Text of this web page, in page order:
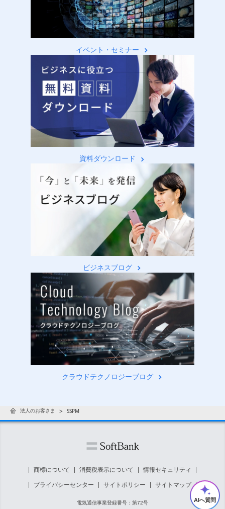
イベント・セミナー
資料ダウンロード
ビジネスブログ
クラウドテクノロジーブログ
法人のお客さま SSPM
商標について 消費税表示について 情報セキュリティ
プライバシーセンター サイトポリシー サイトマップ
電気通信事業登録番号：第72号 AIへ質問